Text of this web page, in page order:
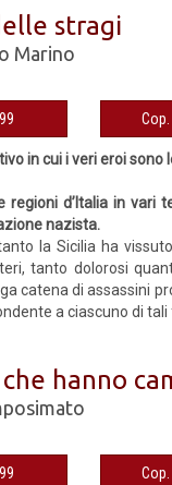
stragi
Marino
in cui i veri eroi
regioni d’Italia in
nazista.
la Sicilia ha
tanto dolorosi
catena di assassini
a ciascuno di
hanno